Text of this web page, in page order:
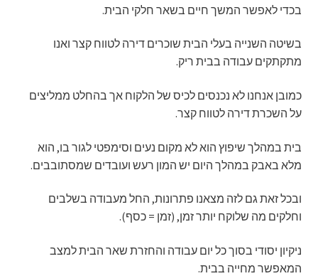
בכדי לאפשר המשך חיים בשאר חלקי הבית.
בשיטה השנייה בעלי הבית שוכרים דירה לטווח קצר ואנו
מתקתקים עבודה בבית ריק.
כמובן אנחנו לא נכנסים לכיס של הלקוח אך בהחלט ממליצים
על השכרת דירה לטווח קצר.
בית במהלך שיפוץ הוא לא מקום נעים וסימפטי לגור בו, הוא
מלא באבק במהלך היום יש המון רעש ועובדים שמסתובבים.
ובכל זאת גם לזה מצאנו פתרונות, החל מעבודה בשלבים
וחלקים מה שלוקח יותר זמן, (זמן = כסף).
ניקיון יסודי בסוך כל יום עבודה והחזרת שאר הבית למצב
המאפשר מחייה בבית.